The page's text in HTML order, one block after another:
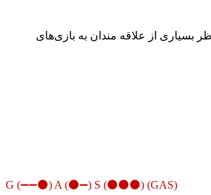
بسیاری از علاقه‌ مندان به بازی‌های
(G (➖➖⚫️) A (⚫️➖) S (⚫️⚫️⚫️) (GAS